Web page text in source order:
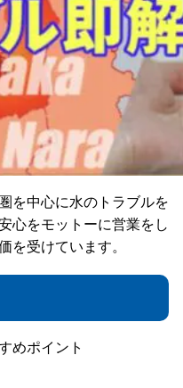
を中心に水のトラブルを
心をモットーに営業をし
を受けています。
めポイント